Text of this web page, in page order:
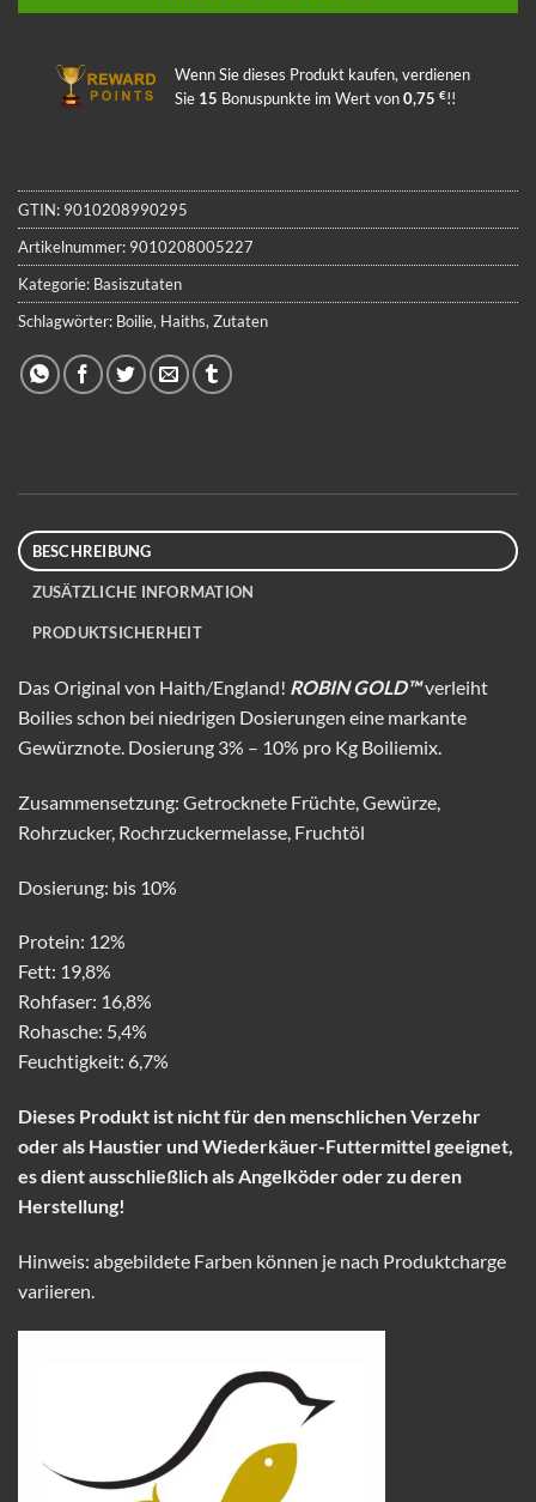
Wenn Sie dieses Produkt kaufen, verdienen
Sie 15 Bonuspunkte im Wert von0,75 €!!
GTIN: 9010208990295
Artikelnummer: 9010208005227
Kategorie: Basiszutaten
Schlagwörter: Boilie, Haiths, Zutaten
BESCHREIBUNG
ZUSÄTZLICHE INFORMATION
PRODUKTSICHERHEIT
Das Original von Haith/England! ROBIN GOLD™verleiht
Boilies schon bei niedrigen Dosierungen eine markante
Gewürznote. Dosierung 3% – 10% pro Kg Boiliemix.
Zusammensetzung: Getrocknete Früchte, Gewürze,
Rohrzucker, Rochrzuckermelasse, Fruchtöl
Dosierung: bis 10%
Protein: 12%
Fett: 19,8%
Rohfaser: 16,8%
Rohasche: 5,4%
Feuchtigkeit: 6,7%
Dieses Produkt ist nicht für den menschlichen Verzehr
oder als Haustier und Wiederkäuer-Futtermittel geeignet,
es dient ausschließlich als Angelköder oder zu deren
Herstellung!
Hinweis: abgebildete Farben können je nach Produktcharge
variieren.